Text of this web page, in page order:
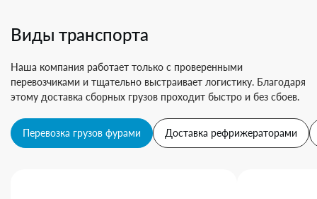
Виды транспорта
Наша компания работает только с проверенными
перевозчиками и тщательно выстраивает логистику. Благодаря
этому доставка сборных грузов проходит быстро и без сбоев.
Перевозка грузов фурами Доставка рефрижераторами